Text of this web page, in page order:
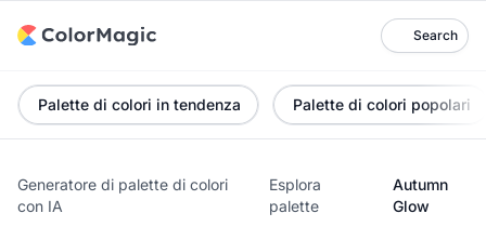
Search
Palette di colori in tendenza Palette di colori popolari
Generatore di palette di colori
con IA
Esplora
palette
Autumn
Glow